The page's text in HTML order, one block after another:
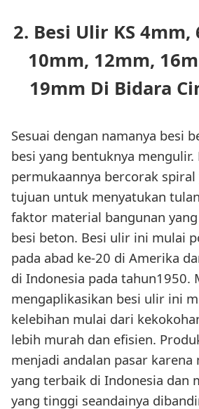
2. Besi Ulir KS
10mm, 12mm,
19mm Di Bidara
Sesuai dengan namanya besi
besi yang bentuknya mengulir.
permukaannya bercorak
tujuan untuk menyatukan
faktor material bangunan
besi beton. Besi ulir ini mulai
pada abad ke-20 di Amerika
di Indonesia pada tahun1950.
mengaplikasikan besi ulir ini
kelebihan mulai dari
lebih murah dan efisien.
menjadi andalan pasar
yang terbaik di Indonesia dan
yang tinggi seandainya